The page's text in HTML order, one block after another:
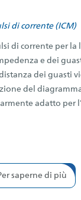
di corrente (ICM)
di corrente per la
e dei
dei guasti
del
adatto per
saperne di più